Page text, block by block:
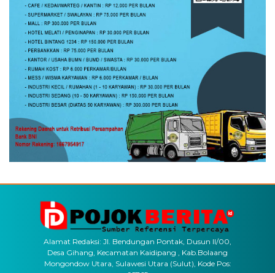
Alamat Redaksi: Jl. Bendungan Pontak, Dusun II/00,
Desa Gihang, Kecamatan Kaidipang , Kab.Bolaang
Mongondow Utara, Sulawesi Utara (Sulut), Kode Pos: